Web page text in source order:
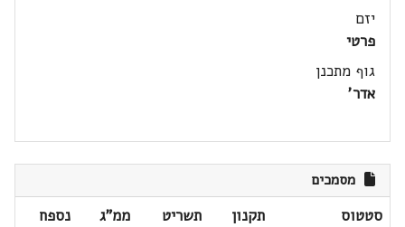
יזם
פרטי
גוף מתכנן
אדר'
מסמכים
סטטוס תקנון תשריט ממ"ג
נספח